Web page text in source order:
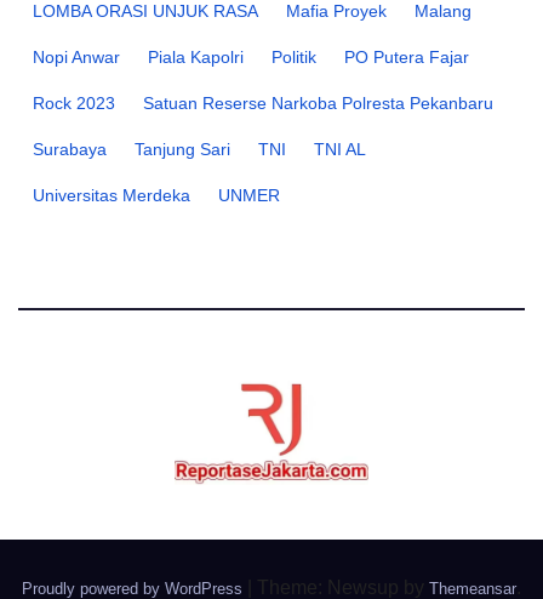
LOMBA ORASI UNJUK RASA Mafia Proyek Malang
Nopi Anwar Piala Kapolri Politik PO Putera Fajar
Rock 2023 Satuan Reserse Narkoba Polresta Pekanbaru
Surabaya Tanjung Sari TNI TNI AL
Universitas Merdeka UNMER
Proudly powered by WordPress Theme: Newsup by Themeansar.